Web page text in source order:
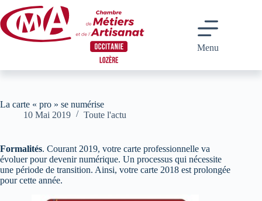
au
contenu
Menu
La carte « pro » se numérise
10 Mai 2019
Toute l'actu
Formalités. Courant 2019, votre carte professionnelle va
évoluer pour devenir numérique. Un processus qui nécessite
une période de transition. Ainsi, votre carte 2018 est prolongée
pour cette année.